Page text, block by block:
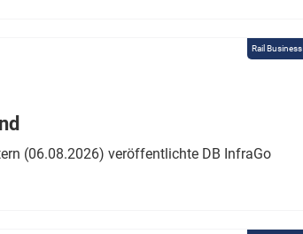
Rail Business
(06.08.2026) veröffentlichte DB InfraGo